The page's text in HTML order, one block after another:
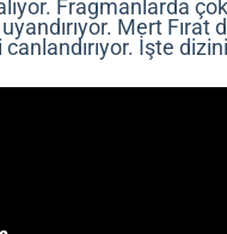
Fragmanlarda
Mert Fırat
İşte